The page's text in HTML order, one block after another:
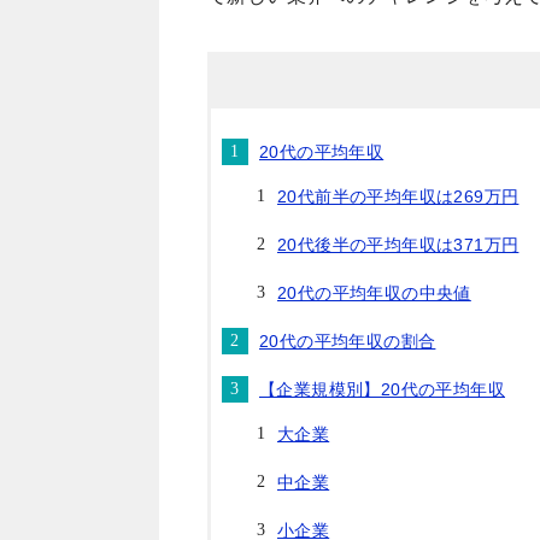
20代の平均年収
20代前半の平均年収は269万円
20代後半の平均年収は371万円
20代の平均年収の中央値
20代の平均年収の割合
【企業規模別】20代の平均年収
大企業
中企業
小企業